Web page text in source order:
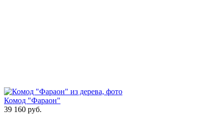
Комод "Фараон"
39 160 руб.